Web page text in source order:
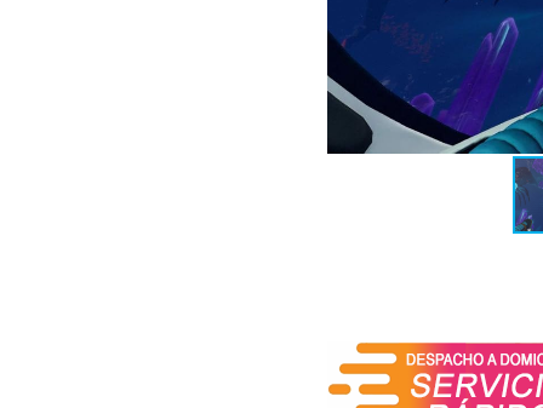
Sobrevive a
Salta, el agua está
amenaza. Las nuevas
un traje térmico
entrar en calor.